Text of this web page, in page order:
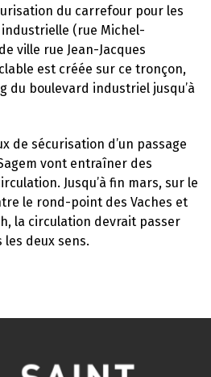
du carrefour pour les
(rue Michel-
ville rue Jean-Jacques
est créée sur ce tronçon,
du boulevard industriel jusqu’à
de sécurisation d’un passage
vont entraîner des
Jusqu’à fin mars, sur le
le rond-point des Vaches et
la circulation devrait passer
les deux sens.